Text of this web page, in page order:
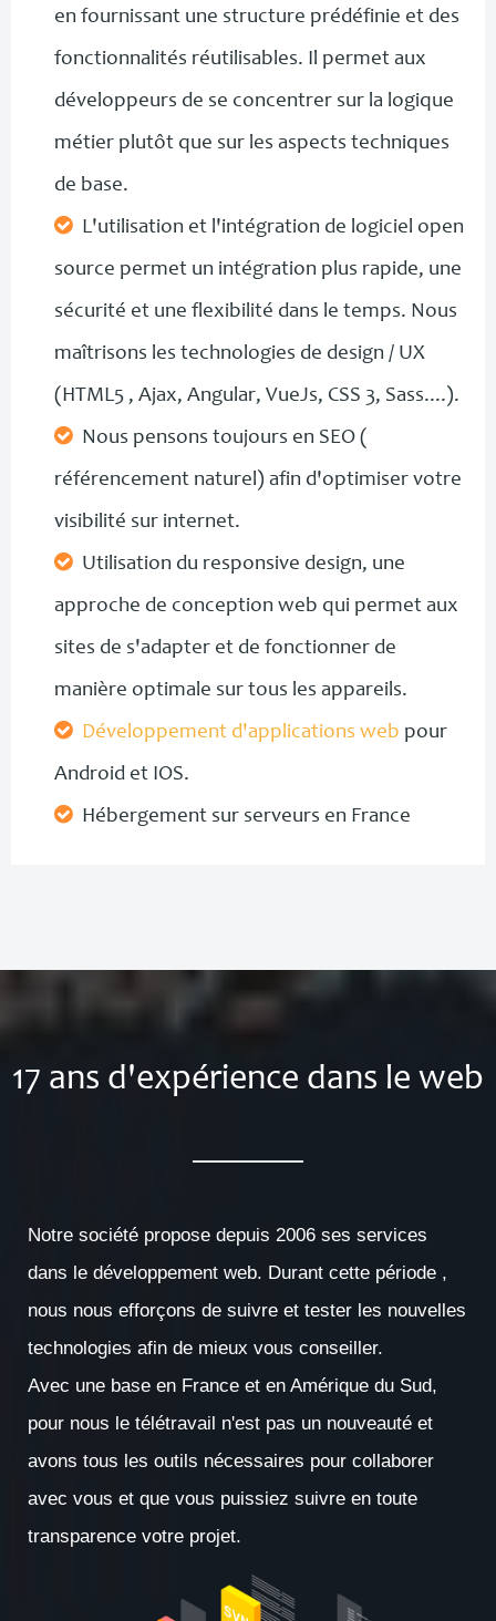
en fournissant une structure prédéfinie et des
fonctionnalités réutilisables. Il permet aux
développeurs de se concentrer sur la logique
métier plutôt que sur les aspects techniques
de base.
L'utilisation et l'intégration de logiciel open
source permet un intégration plus rapide, une
sécurité et une flexibilité dans le temps. Nous
maîtrisons les technologies de design / UX
(HTML5 , Ajax, Angular, VueJs, CSS 3, Sass....).
Nous pensons toujours en SEO (
référencement naturel) afin d'optimiser votre
visibilité sur internet.
Utilisation du responsive design, une
approche de conception web qui permet aux
sites de s'adapter et de fonctionner de
manière optimale sur tous les appareils.
Développement d'applications web pour
Android et IOS.
Hébergement sur serveurs en France
17 ans d'expérience dans le web
Notre société propose depuis 2006 ses services
dans le développement web. Durant cette période ,
nous nous efforçons de suivre et tester les nouvelles
technologies afin de mieux vous conseiller.
Avec une base en France et en Amérique du Sud,
pour nous le télétravail n'est pas un nouveauté et
avons tous les outils nécessaires pour collaborer
avec vous et que vous puissiez suivre en toute
transparence votre projet.